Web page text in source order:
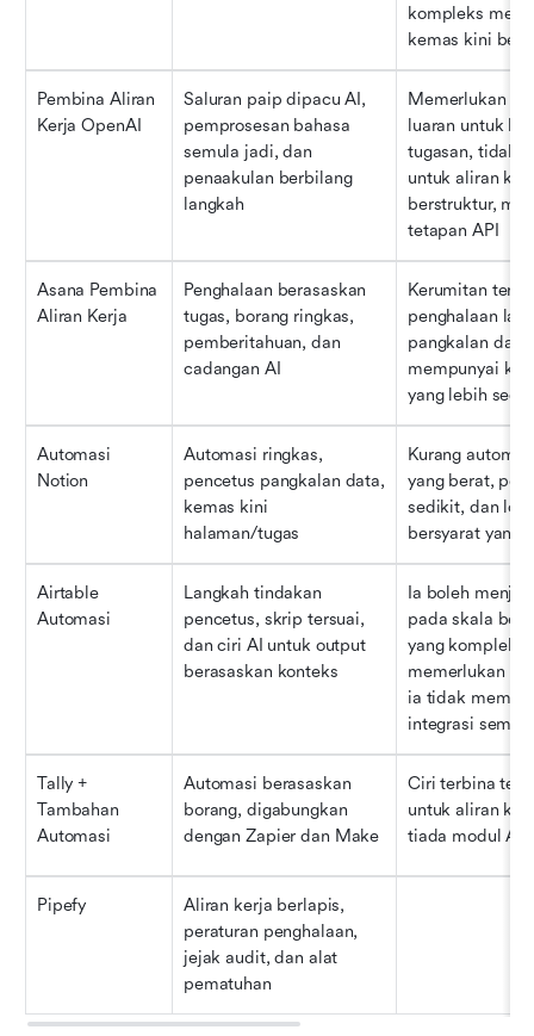
kompleks
kemas kini
Pembina Aliran
Kerja OpenAI
Saluran paip dipacu AI,
pemprosesan bahasa
semula jadi, dan
penaakulan berbilang
langkah
Memerlukan
luaran untuk
tugasan, tidak
untuk aliran
berstruktur,
tetapan API
Asana Pembina
Aliran Kerja
Penghalaan berasaskan
tugas, borang ringkas,
pemberitahuan, dan
cadangan AI
Kerumitan
penghalaan
pangkalan data
mempunyai
yang lebih
Automasi
Notion
Automasi ringkas,
pencetus pangkalan data,
kemas kini
halaman/tugas
Kurang
yang berat,
sedikit, dan
bersyarat yang
Airtable
Automasi
Langkah tindakan
pencetus, skrip tersuai,
dan ciri AI untuk output
berasaskan konteks
Ia boleh
pada skala
yang kompleks
memerlukan
ia tidak
integrasi
Tally +
Tambahan
Automasi
Automasi berasaskan
borang, digabungkan
dengan Zapier dan Make
Ciri terbina
untuk aliran
tiada modul AI
Pipefy
Aliran kerja berlapis,
peraturan penghalaan,
jejak audit, dan alat
pematuhan